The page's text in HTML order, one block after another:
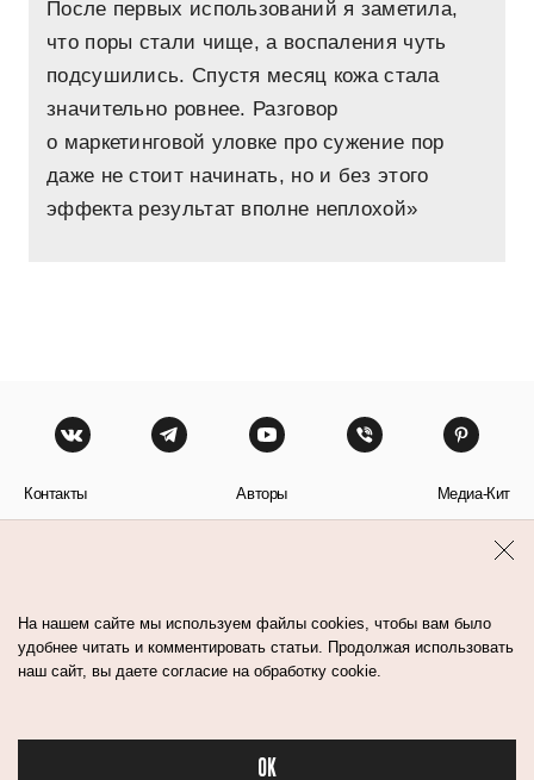
После первых использований я заметила,
что поры стали чище, а воспаления чуть
подсушились. Спустя месяц кожа стала
значительно ровнее. Разговор
о маркетинговой уловке про сужение пор
даже не стоит начинать, но и без этого
эффекта результат вполне неплохой»
Контакты Авторы Медиа-Кит
На нашем сайте мы используем файлы cookies, чтобы вам было
удобнее читать и комментировать статьи. Продолжая использовать
наш сайт, вы даете согласие на обработку cookie.
OK